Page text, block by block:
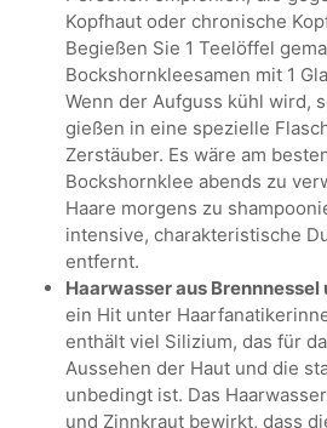
Kopfhaut oder chronische
Begießen Sie 1 Teelöffel
Bockshornkleesamen mit 1
Wenn der Aufguss kühl wird,
gießen in eine spezielle
Zerstäuber. Es wäre am
Bockshornklee abends zu
Haare morgens zu
intensive, charakteristische
entfernt.
Haarwasser aus
ein Hit unter
enthält viel Silizium, das für
Aussehen der Haut und die
unbedingt ist. Das
und Zinnkraut bewirkt, dass